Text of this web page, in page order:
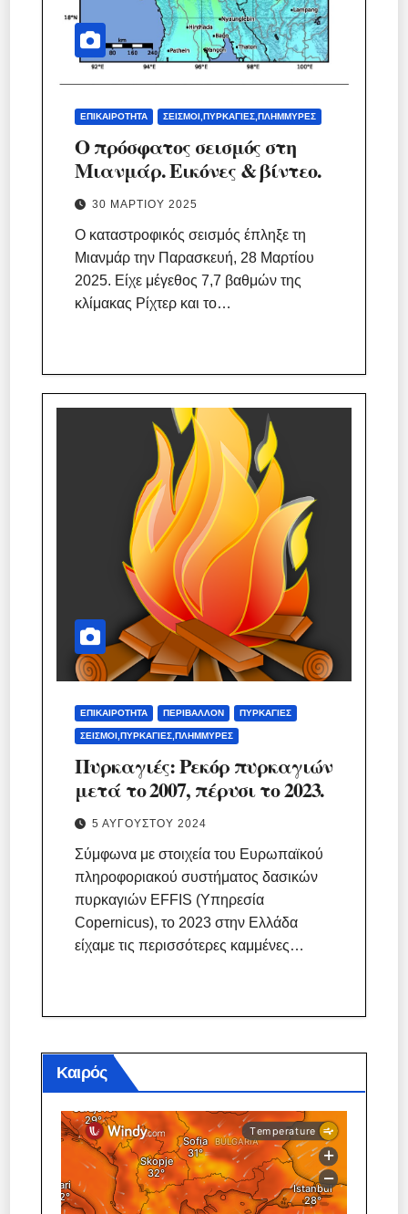
ΕΠΙΚΑΙΡΌΤΗΤΑ ΣΕΙΣΜΟΊ,ΠΥΡΚΑΓΙΈΣ,ΠΛΗΜΜΎΡΕΣ
Ο πρόσφατος σεισμός στη
Μιανμάρ. Εικόνες & βίντεο.
30 ΜΑΡΤΊΟΥ 2025
Ο καταστροφικός σεισμός έπληξε τη
Μιανμάρ την Παρασκευή, 28 Μαρτίου
2025. Είχε μέγεθος 7,7 βαθμών της
κλίμακας Ρίχτερ και το…
ΕΠΙΚΑΙΡΌΤΗΤΑ ΠΕΡΙΒΆΛΛΟΝ ΠΥΡΚΑΓΙΈΣ
ΣΕΙΣΜΟΊ,ΠΥΡΚΑΓΙΈΣ,ΠΛΗΜΜΎΡΕΣ
Πυρκαγιές: Ρεκόρ πυρκαγιών
μετά το 2007, πέρυσι το 2023.
5 ΑΥΓΟΎΣΤΟΥ 2024
Σύμφωνα με στοιχεία του Ευρωπαϊκού
πληροφοριακού συστήματος δασικών
πυρκαγιών EFFIS (Υπηρεσία
Copernicus), το 2023 στην Ελλάδα
είχαμε τις περισσότερες καμμένες…
Καιρός